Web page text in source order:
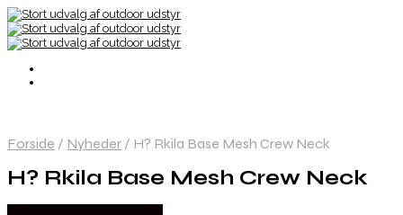
Forside / Nyheder / H? Rkila Base Mesh Crew Neck
H? Rkila Base Mesh Crew Neck